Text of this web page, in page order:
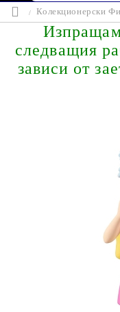
Колекционерски
следващия
зависи от